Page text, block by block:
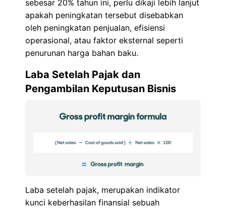
sebesar 20% tahun ini, perlu dikaji lebih lanjut
apakah peningkatan tersebut disebabkan
oleh peningkatan penjualan, efisiensi
operasional, atau faktor eksternal seperti
penurunan harga bahan baku.
Laba Setelah Pajak dan
Pengambilan Keputusan Bisnis
Laba setelah pajak, merupakan indikator
kunci keberhasilan finansial sebuah